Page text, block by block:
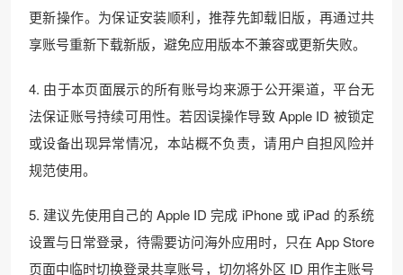
更新操作。为保证安装顺利，推荐先卸载旧版，再通过共
享账号重新下载新版，避免应用版本不兼容或更新失败。
4. 由于本页面展示的所有账号均来源于公开渠道，平台无
法保证账号持续可用性。若因误操作导致 Apple ID 被锁定
或设备出现异常情况，本站概不负责，请用户自担风险并
规范使用。
5. 建议先使用自己的 Apple ID 完成 iPhone 或 iPad 的系统
设置与日常登录，待需要访问海外应用时，只在 App Store
页面中临时切换登录共享账号，切勿将外区 ID 用作主账号